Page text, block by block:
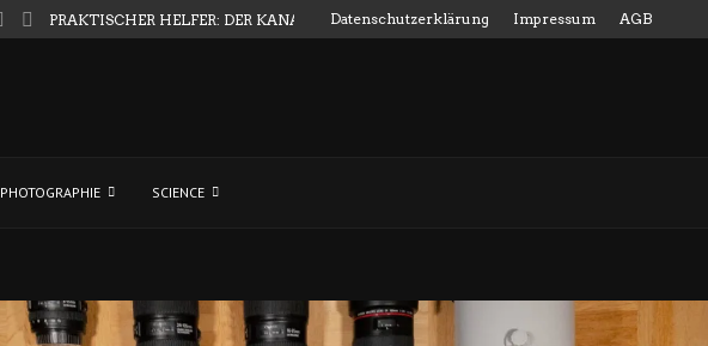
PRAKTISCHER HELFER: DER KANALMESSSTABDatenschutzerklärung Impressum AGB
PHOTOGRAPHIE SCIENCE